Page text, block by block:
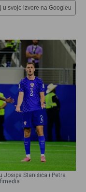
u svoje izvore na Googleu
Josipa Stanišića i Petra